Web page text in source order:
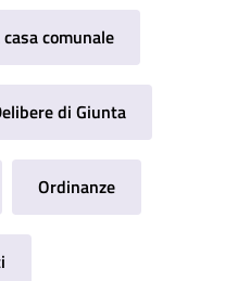
comunale
di Giunta
Ordinanze